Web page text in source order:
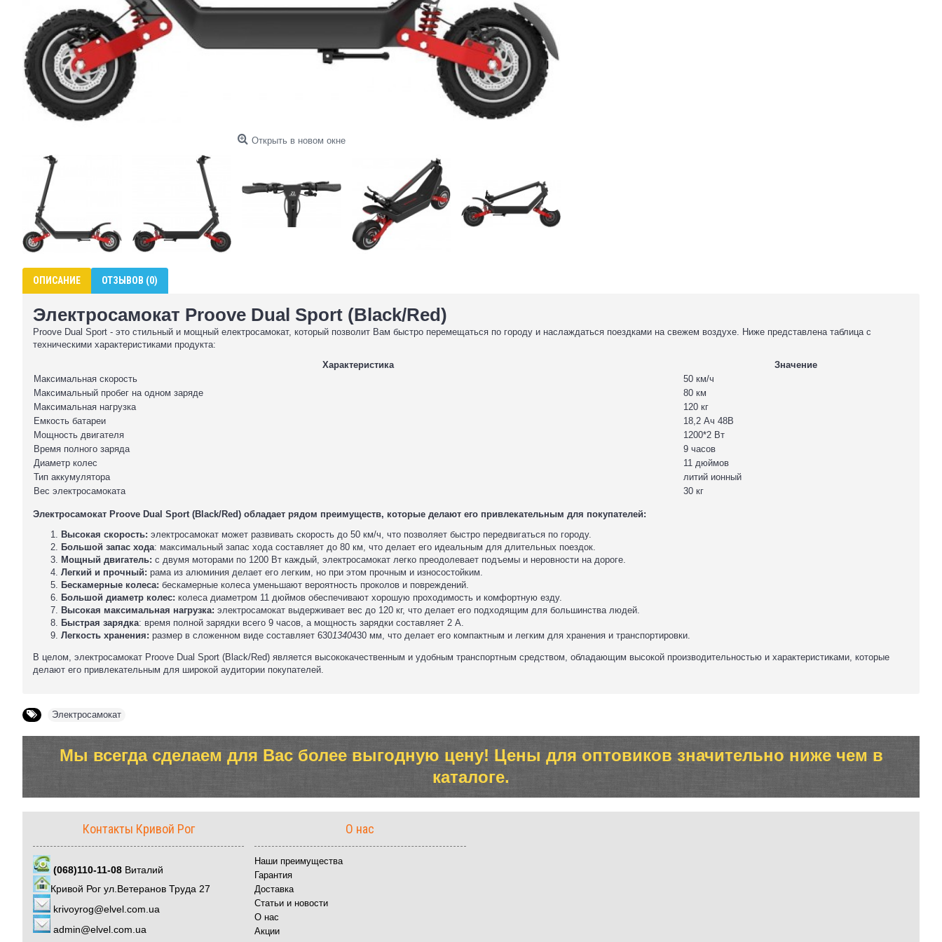
Открыть в новом окне
ОПИСАНИЕ ОТЗЫВОВ (0)
Электросамокат Proove Dual Sport (Black/Red)
Proove Dual Sport - это стильный и мощный електросамокат, который позволит Вам быстро перемещаться по городу и наслаждаться поездками на свежем воздухе. Ниже представлена таблица с
техническими характеристиками продукта:
Характеристика
Значение
Максимальная скорость
50 км/ч
Максимальный пробег на одном заряде
80 км
Максимальная нагрузка
120 кг
Емкость батареи
18,2 Ач 48В
Мощность двигателя
1200*2 Вт
Время полного заряда
9 часов
Диаметр колес
11 дюймов
Тип аккумулятора
литий ионный
Вес электросамоката
30 кг
Электросамокат Proove Dual Sport (Black/Red) обладает рядом преимуществ, которые делают его привлекательным для покупателей:
Высокая скорость: электросамокат может развивать скорость до 50 км/ч, что позволяет быстро передвигаться по городу.
Большой запас хода: максимальный запас хода составляет до 80 км, что делает его идеальным для длительных поездок.
Мощный двигатель: с двумя моторами по 1200 Вт каждый, электросамокат легко преодолевает подъемы и неровности на дороге.
Легкий и прочный: рама из алюминия делает его легким, но при этом прочным и износостойким.
Бескамерные колеса: бескамерные колеса уменьшают вероятность проколов и повреждений.
Большой диаметр колес: колеса диаметром 11 дюймов обеспечивают хорошую проходимость и комфортную езду.
Высокая максимальная нагрузка: электросамокат выдерживает вес до 120 кг, что делает его подходящим для большинства людей.
Быстрая зарядка: время полной зарядки всего 9 часов, а мощность зарядки составляет 2 А.
Легкость хранения: размер в сложенном виде составляет 6301340430 мм, что делает его компактным и легким для хранения и транспортировки.
В целом, электросамокат Proove Dual Sport (Black/Red) является высококачественным и удобным транспортным средством, обладающим высокой производительностью и характеристиками, которые
делают его привлекательным для широкой аудитории покупателей.
Электросамокат
Мы всегда сделаем для Вас более выгодную цену! Цены для оптовиков значительно ниже чем в
каталоге.
Контакты Кривой Рог
(068)110-11-08 Виталий
Кривой Рог ул.Ветеранов Труда 27
krivoyrog@elvel.com.ua
admin@elvel.com.ua
О нас
Наши преимущества
Гарантия
Доставка
Статьи и новости
О нас
Акции